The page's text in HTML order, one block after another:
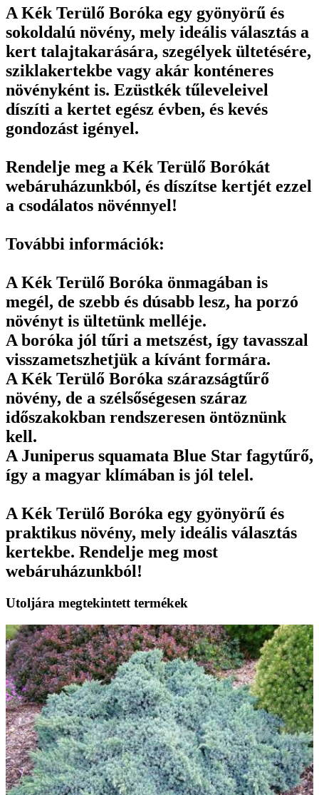
A Kék Terülő Boróka egy gyönyörű és
sokoldalú növény, mely ideális választás a
kert talajtakarására, szegélyek ültetésére,
sziklakertekbe vagy akár konténeres
növényként is. Ezüstkék tűleveleivel
díszíti a kertet egész évben, és kevés
gondozást igényel.
Rendelje meg a Kék Terülő Borókát
webáruházunkból, és díszítse kertjét ezzel
a csodálatos növénnyel!
További információk:
A Kék Terülő Boróka önmagában is
megél, de szebb és dúsabb lesz, ha porzó
növényt is ültetünk melléje.
A boróka jól tűri a metszést, így tavasszal
visszametszhetjük a kívánt formára.
A Kék Terülő Boróka szárazságtűrő
növény, de a szélsőségesen száraz
időszakokban rendszeresen öntöznünk
kell.
A Juniperus squamata Blue Star fagytűrő,
így a magyar klímában is jól telel.
A Kék Terülő Boróka egy gyönyörű és
praktikus növény, mely ideális választás
kertekbe. Rendelje meg most
webáruházunkból!
Utoljára megtekintett termékek